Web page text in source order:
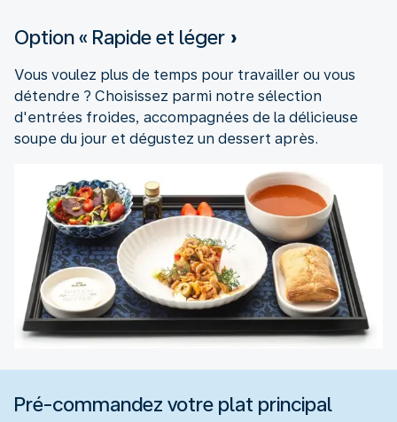
Option « Rapide et léger »
Vous voulez plus de temps pour travailler ou vous
détendre ? Choisissez parmi notre sélection
d'entrées froides, accompagnées de la délicieuse
soupe du jour et dégustez un dessert après.
Pré-commandez votre plat principal